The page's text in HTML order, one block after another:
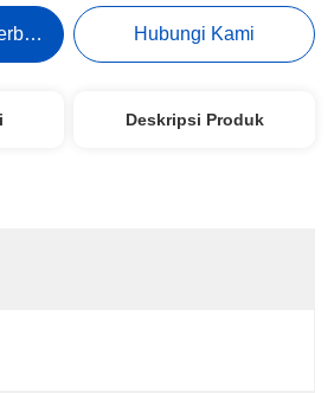
Hubungi Kami
Deskripsi Produk